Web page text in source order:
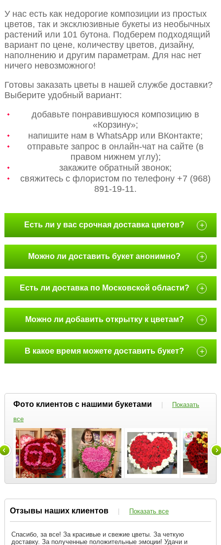
У нас есть как недорогие композиции из простых
цветов, так и эксклюзивные букеты из необычных
растений или 101 бутона. Подберем подходящий
вариант по цене, количеству цветов, дизайну,
наполнению и другим параметрам. Для нас нет
ничего невозможного!
Готовы заказать цветы в нашей службе доставки?
Выберите удобный вариант:
добавьте понравившуюся композицию в
«Корзину»;
напишите нам в WhatsApp или ВКонтакте;
отправьте запрос в онлайн-чат на сайте (в
правом нижнем углу);
закажите обратный звонок;
свяжитесь с флористом по телефону +7 (968)
891-19-11.
Есть ли у вас срочная доставка цветов? +
Можно ли доставить букет анонимно? +
Есть ли доставка по Московской области? +
Можно ли добавить открытку к цветам? +
В какое время можете доставить букет? +
Фото клиентов с нашими букетами |
Показать
все
Отзывы наших клиентов | Показать все
Спасибо, за все! За красивые и свежие цветы. За четкую
доставку. За полученные положительные эмоции! Удачи и